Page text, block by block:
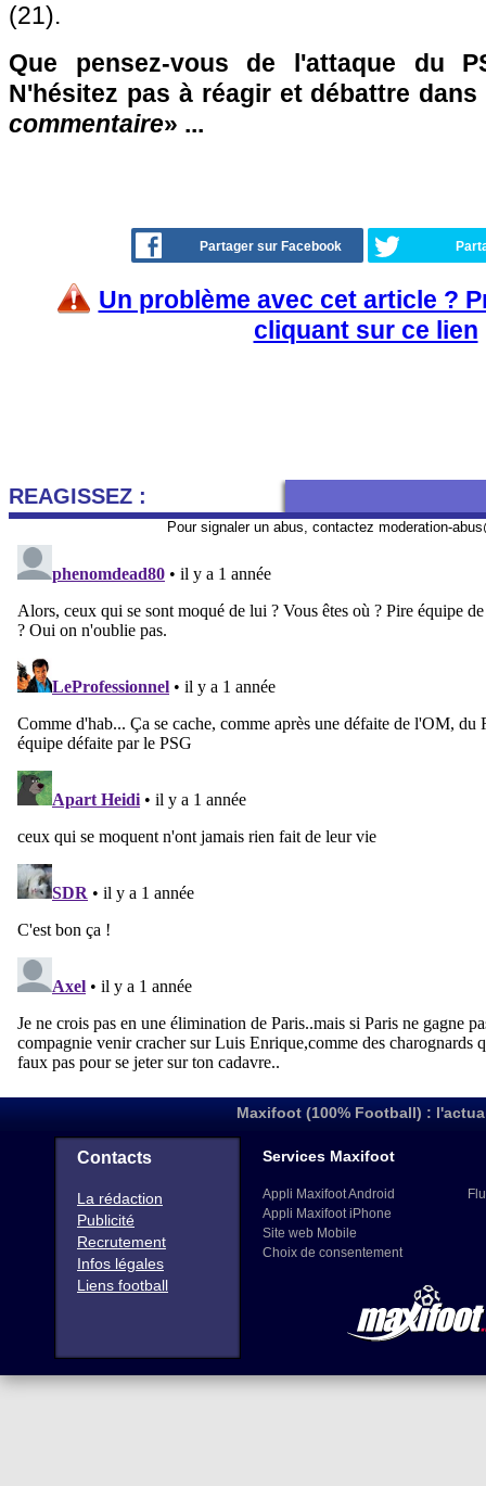
(21).
Que pensez-vous de l'attaque du
N'hésitez pas à réagir et débattre dans
commentaire» ...
Partager sur Facebook
Un problème avec cet article ?
cliquant sur ce lien
REAGISSEZ :
Pour signaler un abus, contactez moderation-
Maxifoot (100% Football) :
Contacts
La rédaction
Publicité
Recrutement
Infos légales
Liens football
Services Maxifoot
Appli Maxifoot Android
Appli Maxifoot iPhone
Site web Mobile
Choix de consentement